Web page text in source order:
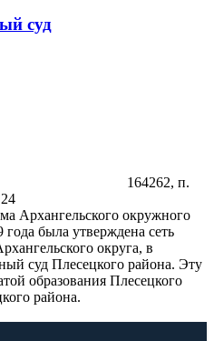
суд
164262, п.
Архангельского окружного
года была утверждена сеть
округа, в
суд Плесецкого района. Эту
образования Плесецкого
района.